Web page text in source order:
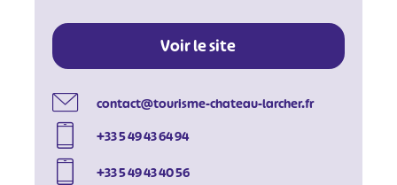
Voir le site
contact@tourisme-chateau-larcher.fr
+33 5 49 43 64 94
+33 5 49 43 40 56